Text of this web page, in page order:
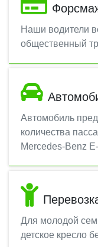
Наши водители
общественный
Автомобиль
количества
Mercedes-Benz
Для молодой
детское кресло